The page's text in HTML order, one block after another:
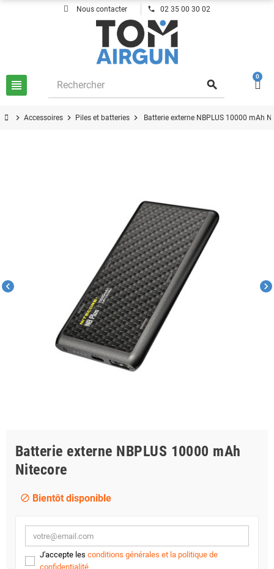
Nous contacter phone 02 35 00 30 02
view_headline search
0
chevron_right Accessoires chevron_right Piles et batteries chevron_right Batterie externe NBPLUS 10000 mAh
chevron_left chevron_right
Batterie externe NBPLUS 10000 mAh
Nitecore
block Bientôt disponible
J'accepte les conditions générales et la politique de
confidentialité